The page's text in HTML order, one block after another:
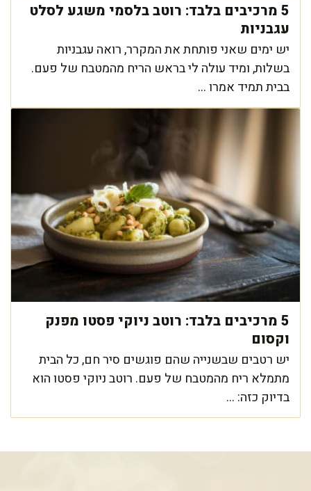
5 מרכיבים בלבד: רוטב בלסמי משגע לסלט
עגבניות
יש ימים שאני פותחת את המקרר, רואה עגבניות
בשלות, ומיד עולה לי בראש הריח מהמטבח של פעם.
בבית תמיד אמרו ...
5 מרכיבים בלבד: רוטב ניוקי פסטו מפנק
וקסום
יש רטבים שבשנייה שהם פוגשים סיר חם, כל הבית
מתמלא ריח מהמטבח של פעם. רוטב ניוקי פסטו הוא
בדיוק כזה: ...